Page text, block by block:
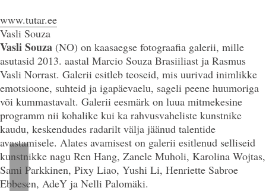
www.tutar.ee
Vasli Souza
Vasli Souza (NO) on kaasaegse fotograafia galerii, mille
asutasid 2013. aastal Marcio Souza Brasiiliast ja Rasmus
Vasli Norrast. Galerii esitleb teoseid, mis uurivad inimlikke
emotsioone, suhteid ja igapäevaelu, sageli peene huumoriga
või kummastavalt. Galerii eesmärk on luua mitmekesine
programm nii kohalike kui ka rahvusvaheliste kunstnike
kaudu, keskendudes radarilt välja jäänud talentide
avastamisele. Alates avamisest on galerii esitlenud selliseid
kunstnikke nagu Ren Hang, Zanele Muholi, Karolina Wojtas,
Sami Parkkinen, Pixy Liao, Yushi Li, Henriette Sabroe
Ebbesen, AdeY ja Nelli Palomäki.